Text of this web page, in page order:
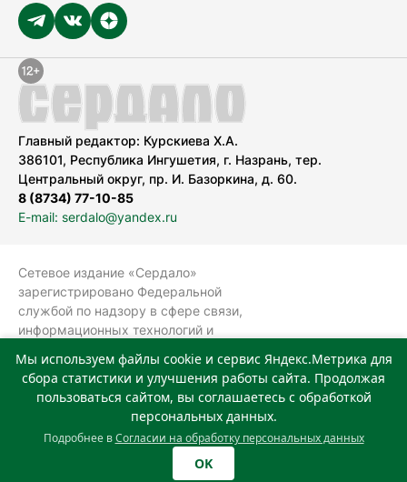
Главный редактор: Курскиева Х.А.
386101, Республика Ингушетия, г. Назрань, тер.
Центральный округ, пр. И. Базоркина, д. 60.
8 (8734) 77-10-85
E-mail: serdalo@yandex.ru
Сетевое издание «Сердало»
зарегистрировано Федеральной
службой по надзору в сфере связи,
информационных технологий и
(Роскомнадзор).
Реестровая запись СМИ: ЭЛ № ФС 77-
78323 от 15.05.2020 г. Учредитель:
Государственное автономное
учреждение «Издательский дом
Мы используем файлы cookie и сервис Яндекс.Метрика для
сбора статистики и улучшения работы сайта. Продолжая
пользоваться сайтом, вы соглашаетесь с обработкой
персональных данных.
Подробнее вСогласии на обработку персональных данных
OK